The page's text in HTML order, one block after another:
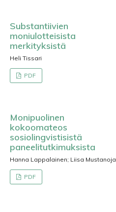
Substantiivien
moniulotteisista
merkityksistä
Heli Tissari
PDF
Monipuolinen
kokoomateos
sosiolingvistisistä
paneelitutkimuksista
Hanna Lappalainen; Liisa Mustanoja
PDF